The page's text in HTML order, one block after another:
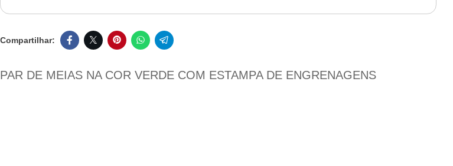
PAR DE MEIAS NA COR VERDE COM ESTAMPA DE ENGRENAGENS